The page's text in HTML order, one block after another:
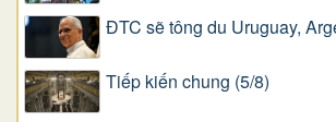
ĐTC sẽ tông du Uruguay,
Tiếp kiến chung (5/8)